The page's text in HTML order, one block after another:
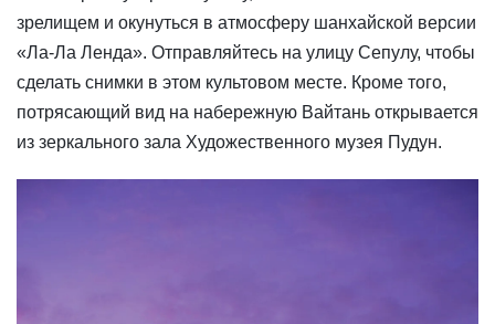
зрелищем и окунуться в атмосферу шанхайской версии
«Ла-Ла Ленда». Отправляйтесь на улицу Сепулу, чтобы
сделать снимки в этом культовом месте. Кроме того,
потрясающий вид на набережную Вайтань открывается
из зеркального зала Художественного музея Пудун.